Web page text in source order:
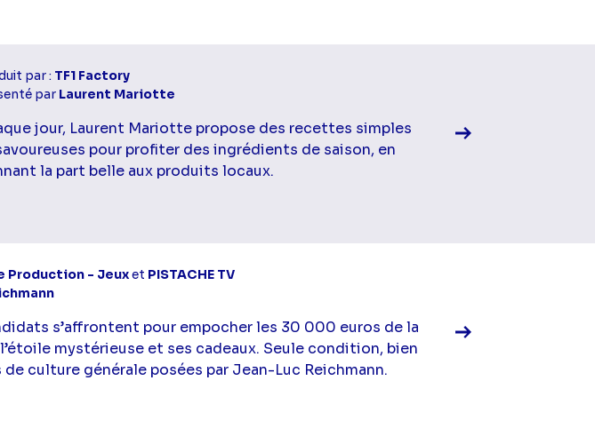
par : TF1 Factory
par Laurent Mariotte
jour, Laurent Mariotte propose des recettes simples
pour profiter des ingrédients de saison, en
la part belle aux produits locaux.
Production - Jeuxet PISTACHE TV
s’affrontent pour empocher les 30 000 euros de la
mystérieuse et ses cadeaux. Seule condition, bien
culture générale posées par Jean-Luc Reichmann.